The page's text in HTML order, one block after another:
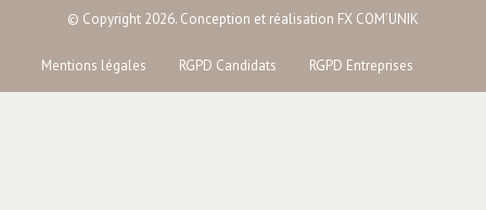
© Copyright 2026. Conception et réalisation FX COM’UNIK
RGPD Entreprises
RGPD Candidats
Mentions légales